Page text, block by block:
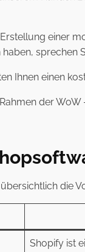
einer
sprechen
Ihnen einen
der
die
Shopify ist